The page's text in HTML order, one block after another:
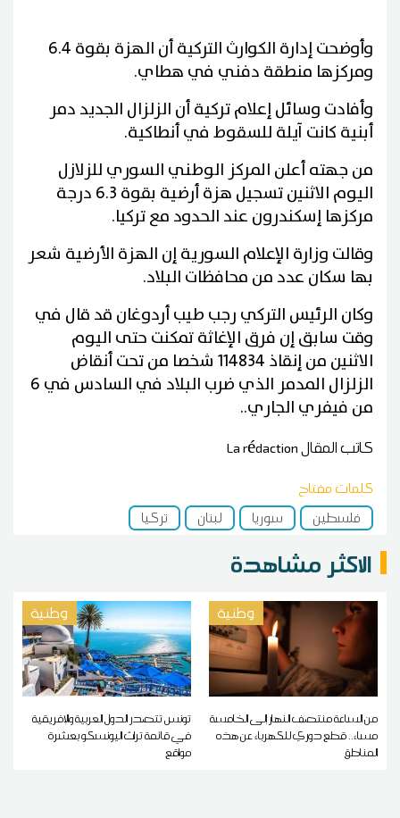
وأوضحت إدارة الكوارث التركية أن الهزة بقوة 6.4
ومركزها منطقة دفني في هطاي.
وأفادت وسائل إعلام تركية أن الزلزال الجديد دمر
أبنية كانت آيلة للسقوط في أنطاكية.
من جهته أعلن المركز الوطني السوري للزلازل
اليوم الاثنين تسجيل هزة أرضية بقوة 6.3 درجة
مركزها إسكندرون عند الحدود مع تركيا.
وقالت وزارة الإعلام السورية إن الهزة الأرضية شعر
بها سكان عدد من محافظات البلاد.
وكان الرئيس التركي رجب طيب أردوغان قد قال في
وقت سابق إن فرق الإغاثة تمكنت حتى اليوم
الاثنين من إنقاذ 114834 شخصا من تحت أنقاض
الزلزال المدمر الذي ضرب البلاد في السادس في 6
من فيفري الجاري..
كاتب المقالLa rédaction
كلمات مفتاح
فلسطين
سوريا لبنان تركيا
الاكثر مشاهدة
وطنية
من الساعة منتصف النهار إلى الخامسة
مساء.. قطع دوري للكهرباء عن هذه
المناطق
وطنية
تونس تتصدر الدول العربية والإفريقية
في قائمة تراث اليونسكو بعشرة
مواقع